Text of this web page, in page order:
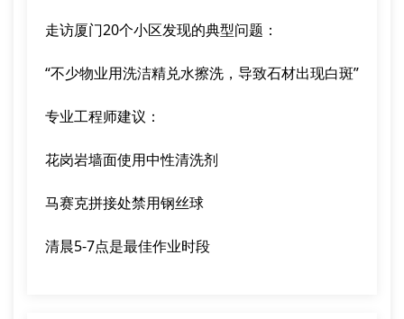
走访厦门20个小区发现的典型问题：
“不少物业用洗洁精兑水擦洗，导致石材出现白斑”
专业工程师建议：
花岗岩墙面使用中性清洗剂
马赛克拼接处禁用钢丝球
清晨5-7点是最佳作业时段